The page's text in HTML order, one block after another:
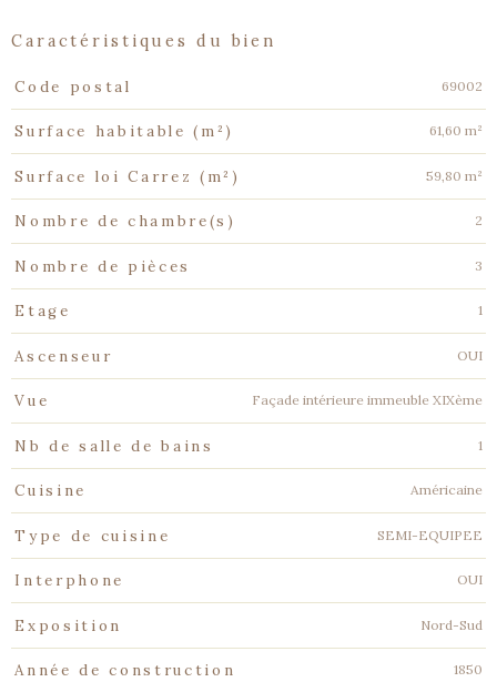
caractéristiques du bien
Caractéristiques Valeurs
Code postal 69002
Surface habitable (m²) 61,60 m²
Surface loi Carrez (m²) 59,80 m²
Nombre de chambre(s) 2
Nombre de pièces 3
Etage 1
Ascenseur OUI
Vue Façade intérieure immeuble XIXème
Nb de salle de bains 1
Cuisine Américaine
Type de cuisine SEMI-EQUIPEE
Interphone OUI
Exposition Nord-Sud
Année de construction 1850